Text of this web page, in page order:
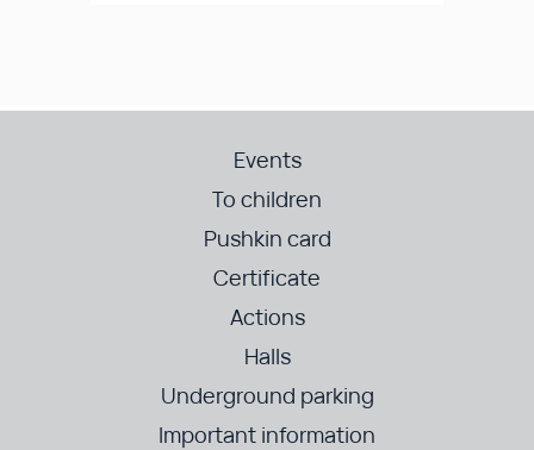
Events
To children
Pushkin card
Certificate
Actions
Halls
Underground parking
Important information